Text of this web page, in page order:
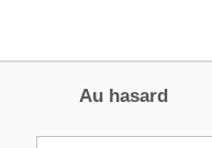
Au hasard